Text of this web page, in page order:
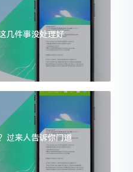
几件事没处理好
过来人告诉你门道